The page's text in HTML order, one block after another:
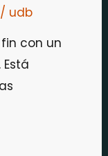
/ udb
con un